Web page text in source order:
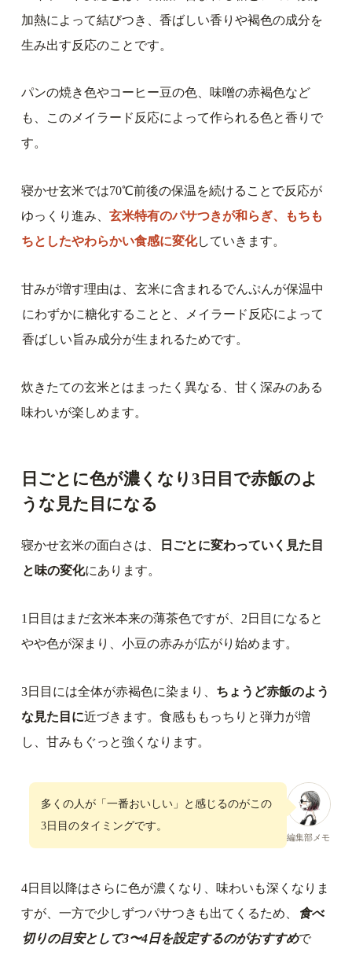
加熱によって結びつき、香ばしい香りや褐色の成分を
生み出す反応のことです。
パンの焼き色やコーヒー豆の色、味噌の赤褐色など
も、このメイラード反応によって作られる色と香りで
す。
寝かせ玄米では70℃前後の保温を続けることで反応が
ゆっくり進み、玄米特有のパサつきが和らぎ、もちも
ちとしたやわらかい食感に変化していきます。
甘みが増す理由は、 玄米に含まれるでんぷんが保温中
にわずかに糖化することと、メイラード反応によって
香ばしい旨み成分が生まれるためです。
炊きたての玄米とはまったく異なる、甘く深みのある
味わいが楽しめます。
日ごとに色が濃くなり3日目で赤飯のよ
うな見た目になる
寝かせ玄米の面白さは、
日ごとに変わっていく見た目
と味の変化にあります。
1日目はまだ玄米本来の薄茶色ですが、2日目になると
やや色が深まり、小豆の赤みが広がり始めます。
3日目には全体が赤褐色に染まり、 ちょうど赤飯のよう
な見た目に近づきます。食感ももっちりと弾力が増
し、甘みもぐっと強くなります。
編集部メモ
多くの人が「一番おいしい」と感じるのがこの
3日目のタイミングです。
4日目以降はさらに色が濃くなり、味わいも深くなりま
すが、一方で少しずつパサつきも出てくるため、
食べ
切りの目安として3〜4日を設定するのがおすすめで